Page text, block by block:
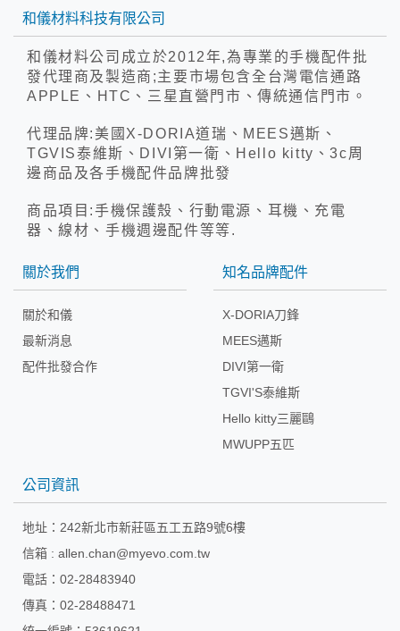
和儀材料科技有限公司
和儀材料公司成立於2012年,為專業的手機配件批
發代理商及製造商;主要市場包含全台灣電信通路
APPLE、HTC、三星直營門市、傳統通信門市。
代理品牌:美國X-DORIA道瑞、MEES邁斯、
TGVIS泰維斯、DIVI第一衛、Hello kitty、3c周
邊商品及各手機配件品牌批發
商品項目:手機保護殼、行動電源、耳機、充電
器、線材、手機週邊配件等等.
關於我們
關於和儀
最新消息
配件批發合作
知名品牌配件
X-DORIA刀鋒
MEES邁斯
DIVI第一衛
TGVI'S泰維斯
Hello kitty三麗鷗
MWUPP五匹
公司資訊
地址： 242新北市新莊區五工五路9號6樓
信箱 : allen.chan@myevo.com.tw
電話：02-28483940
傳真：02-28488471